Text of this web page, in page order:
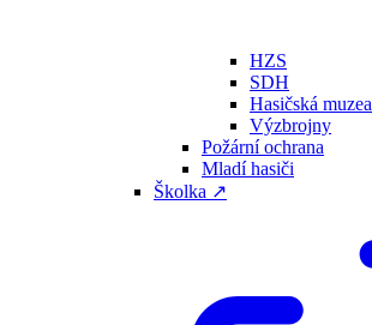
HZS
SDH
Hasičská muzea
Výzbrojny
Požární ochrana
Mladí hasiči
Školka ↗